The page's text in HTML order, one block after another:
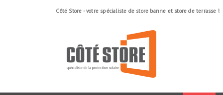
Côté Store - votre spécialiste de store banne et store de terrasse !